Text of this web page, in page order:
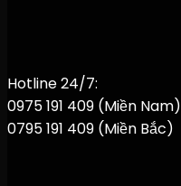
Hotline 24/7:
0975 191 409 (Miền Nam)
0795 191 409 (Miền Bắc)